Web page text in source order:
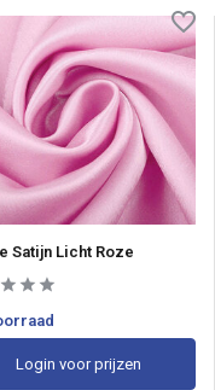
Satijn Licht Roze
Login voor prijzen